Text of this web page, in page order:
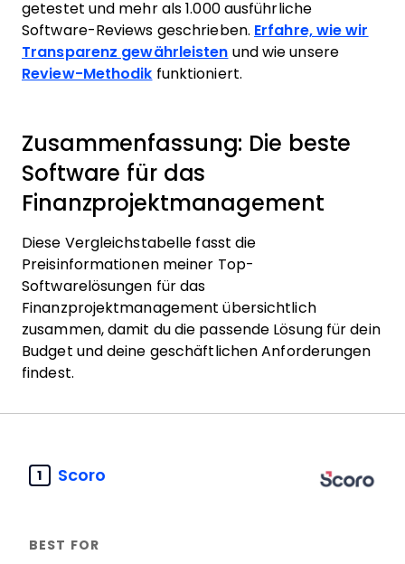
getestet und mehr als 1.000 ausführliche
Software-Reviews geschrieben. Erfahre, wie wir
Transparenz gewährleisten und wie unsere
Review-Methodik funktioniert.
Zusammenfassung: Die beste
Software für das
Finanzprojektmanagement
Diese Vergleichstabelle fasst die
Preisinformationen meiner Top-
Softwarelösungen für das
Finanzprojektmanagement übersichtlich
zusammen, damit du die passende Lösung für dein
Budget und deine geschäftlichen Anforderungen
findest.
1 Scoro